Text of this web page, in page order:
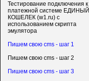
Тестирование подключения к
платежной системе ЕДИНЫЙ
КОШЕЛЕК (w1.ru) с
использованием скрипта
эмулятора
Пишем свою cms - шаг 1
Пишем свою cms - шаг 2
Пишем свою cms - шаг 3